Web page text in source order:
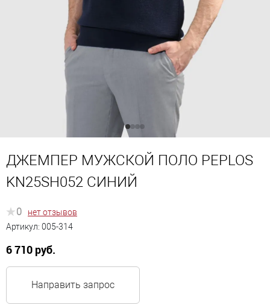
ДЖЕМПЕР МУЖСКОЙ ПОЛО PEPLOS
KN25SH052 СИНИЙ
0
нет отзывов
Артикул: 005-314
6 710 руб.
Направить запрос